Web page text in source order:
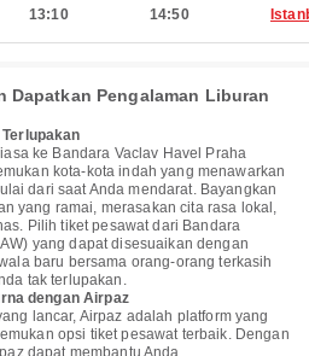
13:10 14:50
Dapatkan Pengalaman Liburan
ke Bandara Vaclav Havel Praha
kota-kota indah yang menawarkan
dari saat Anda mendarat. Bayangkan
yang ramai, merasakan cita rasa lokal,
Pilih tiket pesawat dari Bandara
yang dapat disesuaikan dengan
baru bersama orang-orang terkasih
tak terlupakan.
dengan Airpaz
lancar, Airpaz adalah platform yang
opsi tiket pesawat terbaik. Dengan
dapat membantu Anda